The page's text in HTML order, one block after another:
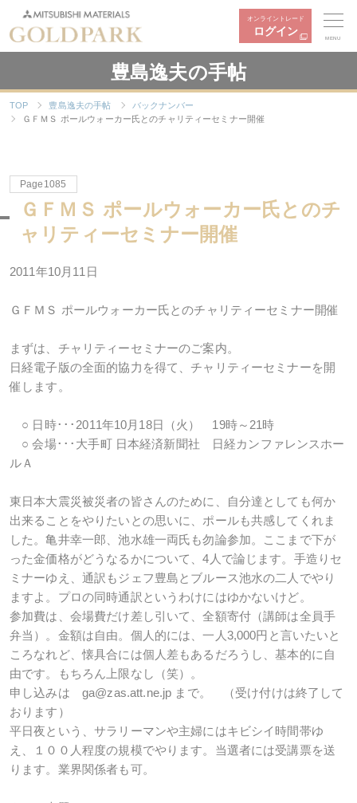
オンライントレード
ログイン
MENU
豊島逸夫の手帖
TOP 豊島逸夫の手帖
バックナンバー
ＧＦＭＳ ポールウォーカー氏とのチャリティーセミナー開催
Page1085
ＧＦＭＳ ポールウォーカー氏とのチ
ャリティーセミナー開催
2011年10月11日
ＧＦＭＳ ポールウォーカー氏とのチャリティーセミナー開催
まずは、チャリティーセミナーのご案内。
日経電子版の全面的協力を得て、チャリティーセミナーを開
催します。
○ 日時･･･2011年10月18日（火） 19時～21時
○ 会場･･･大手町 日本経済新聞社 日経カンファレンスホー
ルＡ
東日本大震災被災者の皆さんのために、自分達としても何か
出来ることをやりたいとの思いに、ポールも共感してくれま
した。亀井幸一郎、池水雄一両氏も勿論参加。ここまで下が
った金価格がどうなるかについて、4人で論じます。手造りセ
ミナーゆえ、通訳もジェフ豊島とブルース池水の二人でやり
ますよ。プロの同時通訳というわけにはゆかないけど。
参加費は、会場費だけ差し引いて、全額寄付（講師は全員手
弁当）。金額は自由。個人的には、一人3,000円と言いたいと
ころなれど、懐具合には個人差もあるだろうし、基本的に自
由です。もちろん上限なし（笑）。
申し込みは ga@zas.att.ne.jp まで。 （受け付けは終了して
おります）
平日夜という、サラリーマンや主婦にはキビシイ時間帯ゆ
え、１００人程度の規模でやります。当選者には受講票を送
ります。業界関係者も可。